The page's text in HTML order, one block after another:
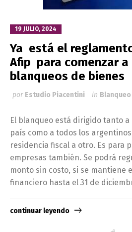
19 JULIO, 2024
Ya está el
Afip para comenzar
blanqueos de bienes
por Estudio Piacentini in Blanqueo
El blanqueo está dirigido tanto
país como a todos los
residencia fiscal a otro. Es para
empresas también. Se podrá
monto sin costo, si se mantiene
financiero hasta el 31 de
continuar leyendo